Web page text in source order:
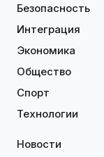
Безопасность
Интеграция
Экономика
Общество
Спорт
Технологии
Новости